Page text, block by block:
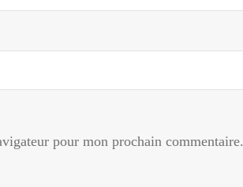
pour mon prochain commentaire.